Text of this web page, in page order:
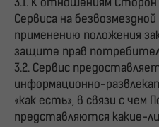
Сервиса на
применению положения
защите прав
3.2. Сервис
информационно-
«как есть», в связи с чем
представляются какие-